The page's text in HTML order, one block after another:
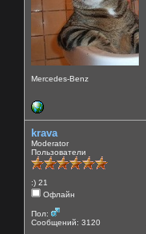
Mercedes-Benz
krava
Moderator
Пользователи
:) 21
Офлайн
Пол:
Сообщений: 3120